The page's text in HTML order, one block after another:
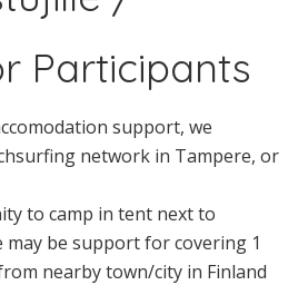
Participants
support, we
network in Tampere, or
to camp in tent next to
be support for covering 1
nearby town/city in Finland